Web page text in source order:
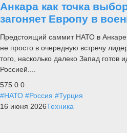
Анкара как точка
загоняет Европу в
Предстоящий саммит НАТО в
не просто в очередную встречу
того, насколько далеко Запад готов
Россией....
575 0 0
#НАТО #Россия #Турция
16 июня 2026Техника